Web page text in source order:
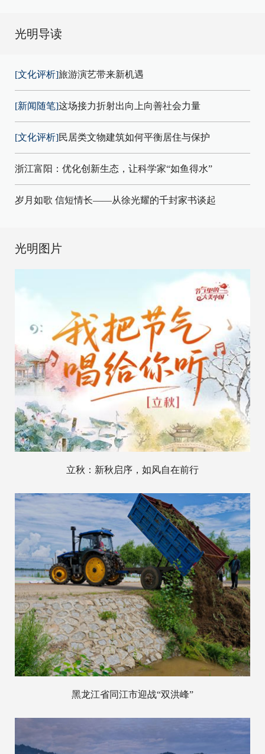
光明导读
[文化评析]旅游演艺带来新机遇
[新闻随笔]这场接力折射出向上向善社会力量
[文化评析]民居类文物建筑如何平衡居住与保护
浙江富阳：优化创新生态，让科学家“如鱼得水”
岁月如歌 信短情长——从徐光耀的千封家书谈起
光明图片
立秋：新秋启序，如风自在前行
黑龙江省同江市迎战“双洪峰”